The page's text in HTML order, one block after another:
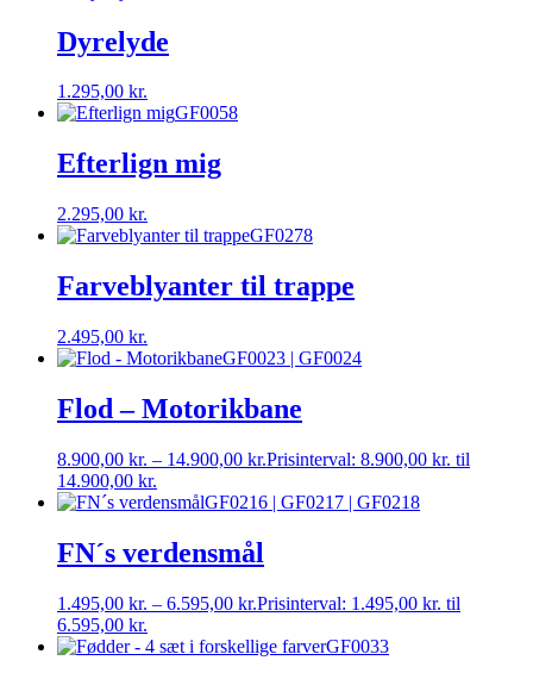
Dyrelyde
1.295,00 kr.
GF0058
Efterlign mig
2.295,00 kr.
GF0278
Farveblyanter til trappe
2.495,00 kr.
GF0023 | GF0024
Flod – Motorikbane
8.900,00 kr. – 14.900,00 kr.Prisinterval: 8.900,00 kr. til
14.900,00 kr.
GF0216 | GF0217 | GF0218
FN´s verdensmål
1.495,00 kr. – 6.595,00 kr.Prisinterval: 1.495,00 kr. til
6.595,00 kr.
GF0033